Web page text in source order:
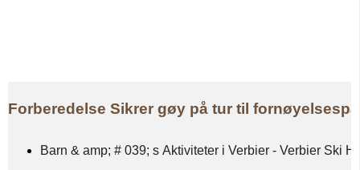
Forberedelse Sikrer gøy på tur til
Barn & amp; # 039; s Aktiviteter i Verbier - Verbier Ski